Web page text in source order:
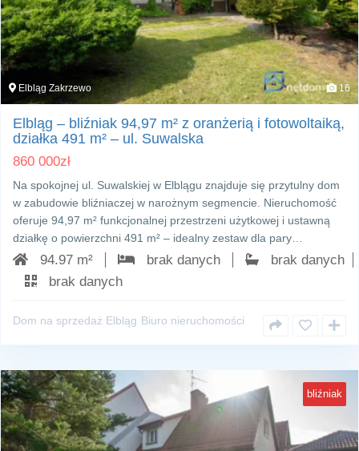
Elbląg Zakrzewo 16
Elbląg – bliźniak 94,97 m² z oranżerią i fotowoltaiką,
działka 491 m² – ul. Suwalska
860 000zł
Na spokojnej ul. Suwalskiej w Elblągu znajduje się przytulny dom
w zabudowie bliźniaczej w narożnym segmencie. Nieruchomość
oferuje 94,97 m² funkcjonalnej przestrzeni użytkowej i ustawną
działkę o powierzchni 491 m² – idealny zestaw dla pary…
94.97 m² brak danych
brak danych
brak danych
Dom na sprzedaż Elbląg Biuro nieruchomości
bliźniak